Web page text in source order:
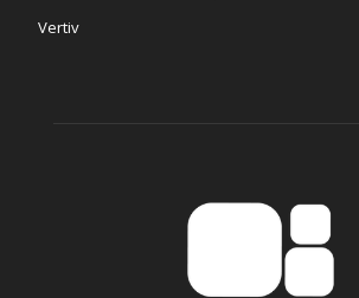
Vertiv